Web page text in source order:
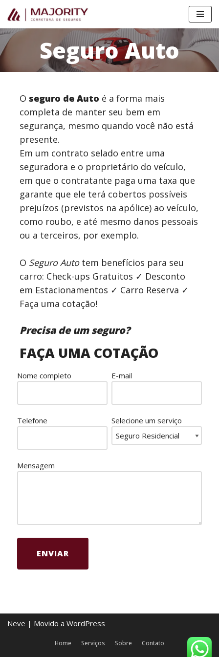
Pular
para
Seguro Auto
O seguro de Auto é a forma mais
completa de manter seu bem em
segurança, mesmo quando você não está
presente.
Em um contrato selado entre uma
seguradora e o proprietário do veículo,
em que o contratante paga uma taxa que
garante que ele terá cobertos possíveis
prejuízos (previstos na apólice) ao veículo,
como roubo, e até mesmo danos pessoais
ou a terceiros, por exemplo.
O Seguro Autotem benefícios para seu
carro: Check-ups Gratuitos ✓ Desconto
em Estacionamentos ✓ Carro Reserva ✓
Faça uma cotação!
Precisa de um seguro?
FAÇA UMA COTAÇÃO
Nome completo E-mail
Telefone Selecione um serviço
Mensagem
Neve | Movido a WordPress
Home Serviços Sobre Contato